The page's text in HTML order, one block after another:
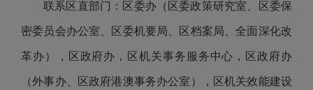
联系区直部门：区委办（区委政策研究室、区委保
密委员会办公室、区委机要局、区档案局、全面深化改
革办），区政府办，区机关事务服务中心，区政府办
（外事办、区政府港澳事务办公室），区机关效能建设